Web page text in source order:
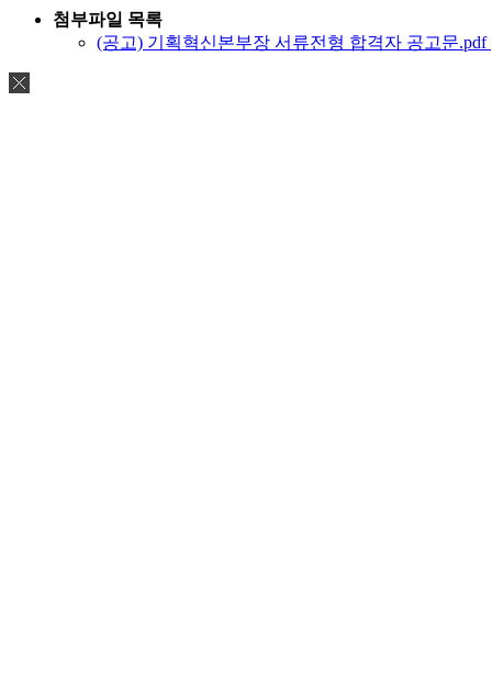
첨부파일 목록
(공고) 기획혁신본부장 서류전형 합격자 공고문.pdf